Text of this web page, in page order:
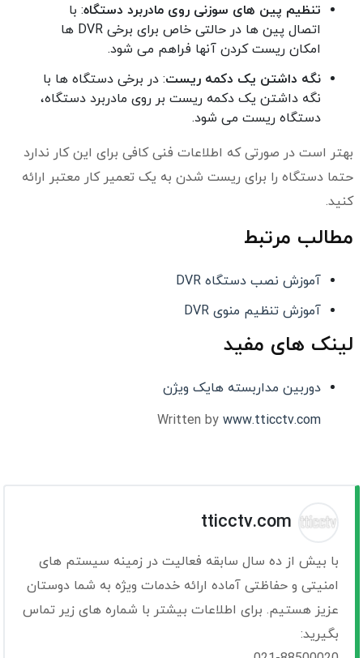
تنظیم پین های سوزنی روی مادربرد دستگاه: با
اتصال پین ها در حالتی خاص برای برخی DVR ها
امکان ریست کردن آنها فراهم می شود.
نگه داشتن یک دکمه ریست: در برخی دستگاه ها با
نگه داشتن یک دکمه ریست بر روی مادربرد دستگاه،
دستگاه ریست می شود.
بهتر است در صورتی که اطلاعات فنی کافی برای این کار ندارد
حتما دستگاه را برای ریست شدن به یک تعمیر کار معتبر ارائه
کنید.
مطالب مرتبط
آموزش نصب دستگاه DVR
آموزش تنظیم منوی DVR
لینک های مفید
دوربین مداربسته هایک ویژن
Written by www.tticctv.com
tticctv.com
با بیش از ده سال سابقه فعالیت در زمینه سیستم های
امنیتی و حفاظتی آماده ارائه خدمات ویژه به شما دوستان
عزیز هستیم. برای اطلاعات بیشتر با شماره های زیر تماس
بگیرید: